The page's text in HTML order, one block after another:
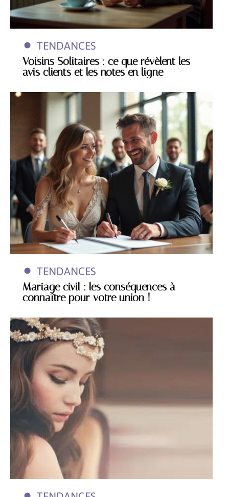
TENDANCES
Voisins Solitaires : ce que révèlent les
avis clients et les notes en ligne
TENDANCES
Mariage civil : les conséquences à
connaître pour votre union !